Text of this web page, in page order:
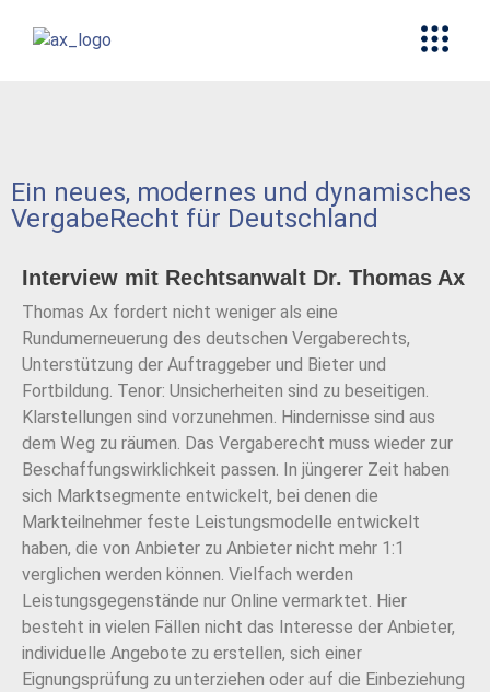
Ein neues, modernes und dynamisches
VergabeRecht für Deutschland
Interview mit Rechtsanwalt Dr. Thomas Ax
Thomas Ax fordert nicht weniger als eine
Rundumerneuerung des deutschen Vergaberechts,
Unterstützung der Auftraggeber und Bieter und
Fortbildung. Tenor: Unsicherheiten sind zu beseitigen.
Klarstellungen sind vorzunehmen. Hindernisse sind aus
dem Weg zu räumen. Das Vergaberecht muss wieder zur
Beschaffungswirklichkeit passen. In jüngerer Zeit haben
sich Marktsegmente entwickelt, bei denen die
Markteilnehmer feste Leistungsmodelle entwickelt
haben, die von Anbieter zu Anbieter nicht mehr 1:1
verglichen werden können. Vielfach werden
Leistungsgegenstände nur Online vermarktet. Hier
besteht in vielen Fällen nicht das Interesse der Anbieter,
individuelle Angebote zu erstellen, sich einer
Eignungsprüfung zu unterziehen oder auf die Einbeziehung